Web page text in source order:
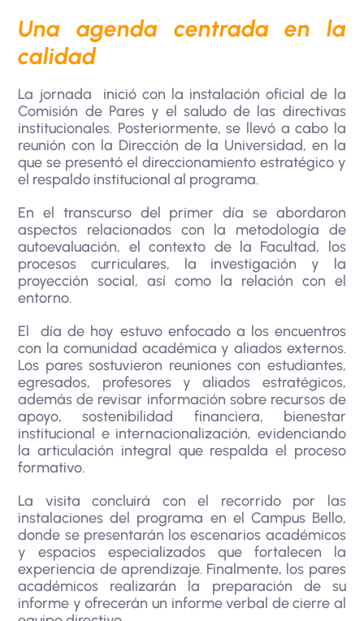
Una agenda centrada en la
calidad
La jornada inició con la instalación oficial de la
Comisión de Pares y el saludo de las directivas
institucionales. Posteriormente, se llevó a cabo la
reunión con la Dirección de la Universidad, en la
que se presentó el direccionamiento estratégico y
el respaldo institucional al programa.
En el transcurso del primer día se abordaron
aspectos relacionados con la metodología de
autoevaluación, el contexto de la Facultad, los
procesos curriculares, la investigación y la
proyección social, así como la relación con el
entorno.
El día de hoy estuvo enfocado a los encuentros
con la comunidad académica y aliados externos.
Los pares sostuvieron reuniones con estudiantes,
egresados, profesores y aliados estratégicos,
además de revisar información sobre recursos de
apoyo, sostenibilidad financiera, bienestar
institucional e internacionalización, evidenciando
la articulación integral que respalda el proceso
formativo.
La visita concluirá con el recorrido por las
instalaciones del programa en el Campus Bello,
donde se presentarán los escenarios académicos
y espacios especializados que fortalecen la
experiencia de aprendizaje. Finalmente, los pares
académicos realizarán la preparación de su
informe y ofrecerán un informe verbal de cierre al